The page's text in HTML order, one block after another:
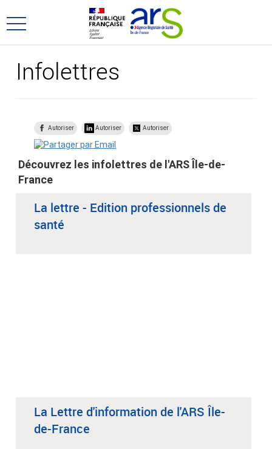
au
menu
au
contenu
Ouvrir
principal
Infolettres
Autoriser Autoriser Autoriser
Découvrez les infolettres de l'ARS Île-de-
France
La lettre - Edition professionnels de
santé
La Lettre d'information de l'ARS Île-
de-France